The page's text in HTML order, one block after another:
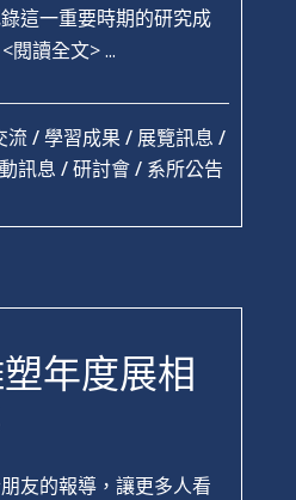
這一重要時期的研究成
<閱讀全文> ...
流 /學習成果 / 展覽訊息 /
訊息 /研討會/ 系所公告
年度展相
友的報導，讓更多人看